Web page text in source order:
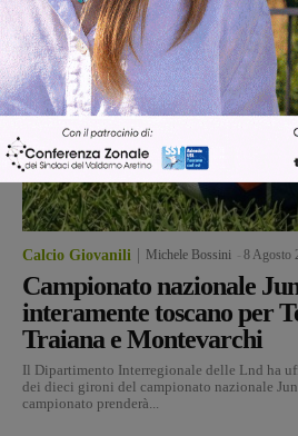
Calcio Giovanili Michele Bossini 8 Agosto
Campionato nazionale
interamente toscano per
Traiana e Montevarchi
Il Dipartimento Interregionale delle Lnd ha
dei dieci gironi del campionato nazionale
campionato prenderà...